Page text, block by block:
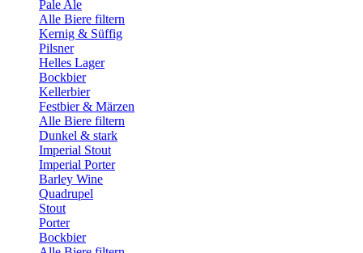
Pale Ale
Alle Biere filtern
Kernig & Süffig
Pilsner
Helles Lager
Bockbier
Kellerbier
Festbier & Märzen
Alle Biere filtern
Dunkel & stark
Imperial Stout
Imperial Porter
Barley Wine
Quadrupel
Stout
Porter
Bockbier